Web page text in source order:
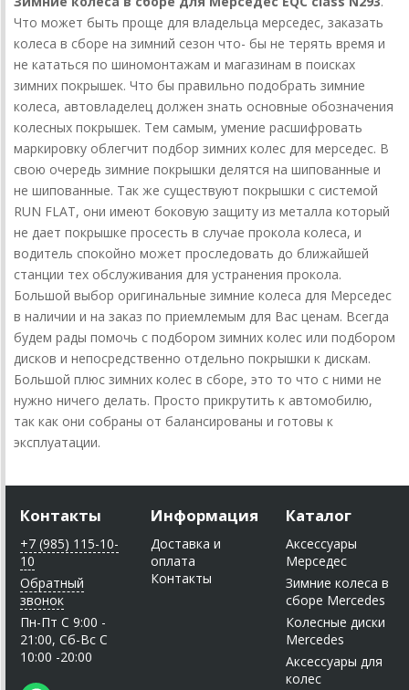
Что может быть проще для владельца мерседес, заказать
колеса в сборе на зимний сезон что- бы не терять время и
не кататься по шиномонтажам и магазинам в поисках
зимних покрышек. Что бы правильно подобрать зимние
колеса, автовладелец должен знать основные обозначения
колесных покрышек. Тем самым, умение расшифровать
маркировку облегчит подбор зимних колес для мерседес. В
свою очередь зимние покрышки делятся на шипованные и
не шипованные. Так же существуют покрышки с системой
RUN FLAT, они имеют боковую защиту из металла который
не дает покрышке просесть в случае прокола колеса, и
водитель спокойно может проследовать до ближайшей
станции тех обслуживания для устранения прокола.
Большой выбор оригинальные зимние колеса для Мерседес
в наличии и на заказ по приемлемым для Вас ценам. Всегда
будем рады помочь с подбором зимних колес или подбором
дисков и непосредственно отдельно покрышки к дискам.
Большой плюс зимних колес в сборе, это то что с ними не
нужно ничего делать. Просто прикрутить к автомобилю,
так как они собраны от балансированы и готовы к
эксплуатации.
Контакты
+7 (985) 115-10-
10
Обратный
звонок
Пн-Пт C 9:00 -
21:00, Сб-Вс С
10:00 -20:00
Информация
Доставка и
оплата
Контакты
Каталог
Аксессуары
Мерседес
Зимние колеса в
сборе Mercedes
Колесные диски
Mercedes
Аксессуары для
колес